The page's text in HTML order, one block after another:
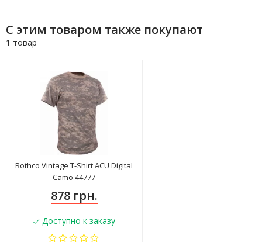
С этим товаром также покупают
1 товар
Rothco Vintage T-Shirt ACU Digital
Camo 44777
878 грн.
Доступно к заказу